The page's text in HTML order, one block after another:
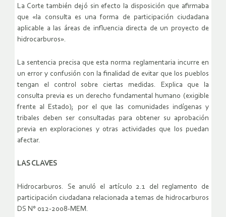
La Corte también dejó sin efecto la disposición que afirmaba
que «la consulta es una forma de participación ciudadana
aplicable a las áreas de influencia directa de un proyecto de
hidrocarburos».
La sentencia precisa que esta norma reglamentaria incurre en
un error y confusión con la finalidad de evitar que los pueblos
tengan el control sobre ciertas medidas. Explica que la
consulta previa es un derecho fundamental humano (exigible
frente al Estado); por el que las comunidades indígenas y
tribales deben ser consultadas para obtener su aprobación
previa en exploraciones y otras actividades que los puedan
afectar.
LAS CLAVES
Hidrocarburos. Se anuló el artículo 2.1 del reglamento de
participación ciudadana relacionada a temas de hidrocarburos
DS N° 012-2008-MEM.